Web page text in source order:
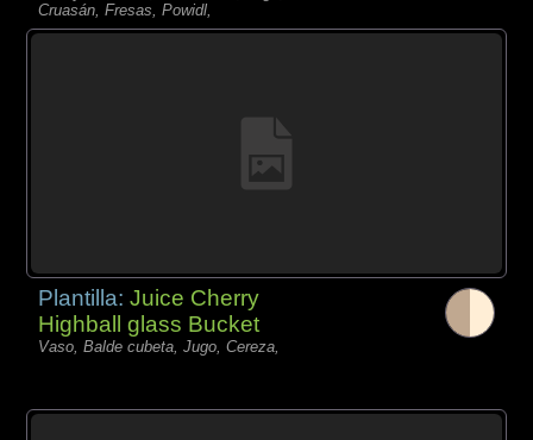
Cruasán, Fresas, Powidl,
Plantilla:Juice Cherry
Highball glass Bucket
Vaso, Balde cubeta, Jugo, Cereza,